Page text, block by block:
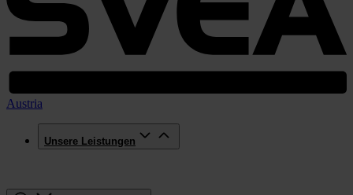
Austria
Unsere Leistungen